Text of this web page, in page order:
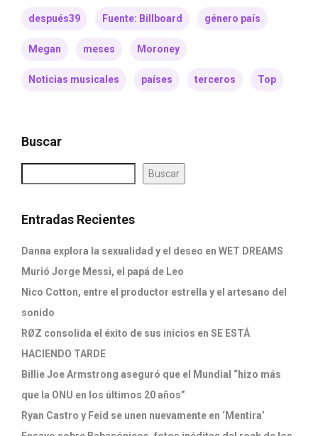
después39 Fuente: Billboard género país
Megan meses Moroney
Noticias musicales países terceros Top
Buscar
Buscar
Entradas Recientes
Danna explora la sexualidad y el deseo en WET DREAMS
Murió Jorge Messi, el papá de Leo
Nico Cotton, entre el productor estrella y el artesano del
sonido
RØZ consolida el éxito de sus inicios en SE ESTÁ
HACIENDO TARDE
Billie Joe Armstrong aseguró que el Mundial “hizo más
que la ONU en los últimos 20 años”
Ryan Castro y Feid se unen nuevamente en ‘Mentira’